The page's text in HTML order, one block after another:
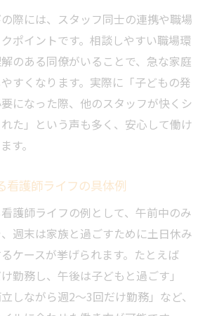
際には、スタッフ同士の連携や職場
ポイントです。相談しやすい職場環
のある同僚がいることで、急な家庭
すくなります。実際に「子どもの発
になった際、他のスタッフが快くシ
た」という声も多く、安心して働け
す。
看護師ライフの具体例
護師ライフの例として、午前中のみ
週末は家族と過ごすために土日休み
ケースが挙げられます。たとえば
勤務し、午後は子どもと過ごす」
しながら週2～3回だけ勤務」など、